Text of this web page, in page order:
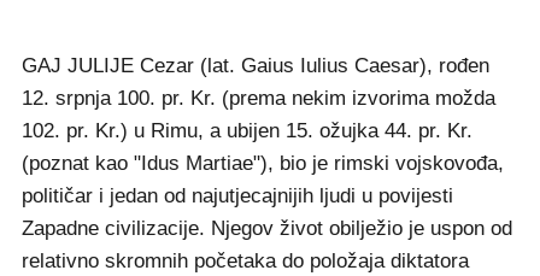
GAJ JULIJE Cezar (lat. Gaius Iulius Caesar), rođen
12. srpnja 100. pr. Kr. (prema nekim izvorima možda
102. pr. Kr.) u Rimu, a ubijen 15. ožujka 44. pr. Kr.
(poznat kao "Idus Martiae"), bio je rimski vojskovođa,
političar i jedan od najutjecajnijih ljudi u povijesti
Zapadne civilizacije. Njegov život obilježio je uspon od
relativno skromnih početaka do položaja diktatora